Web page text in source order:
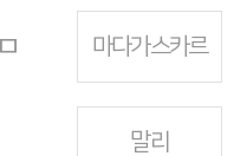
ㅁ 마다가스카르
말리